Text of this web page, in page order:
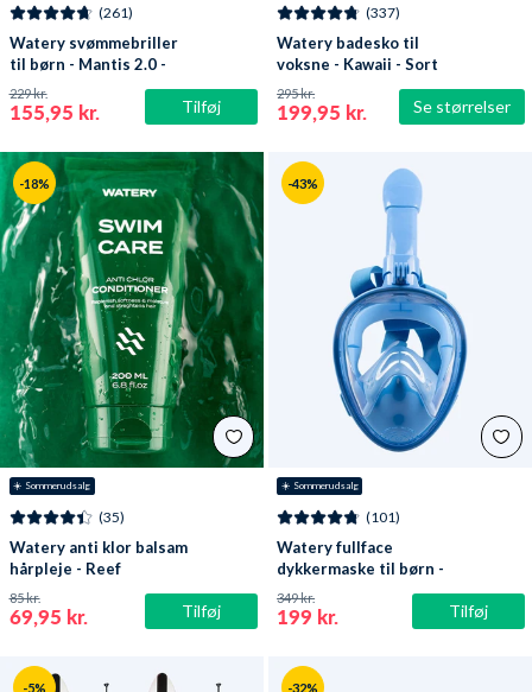
Tilføj
(261)
Watery svømmebriller
til børn - Mantis 2.0 -
Atlantic Pink/klar
155,95 kr.
229 kr.
Se størrelser
(337)
Watery badesko til
voksne - Kawaii - Sort
199,95 kr.
295 kr.
-18%
☀️ Sommerudsalg
Tilføj
(35)
Watery anti klor balsam
hårpleje - Reef
69,95 kr.
85 kr.
-43%
☀️ Sommerudsalg
Tilføj
(101)
Watery fullface
dykkermaske til børn -
Oxygen - Atlantic Blue
199 kr.
349 kr.
-5% -32%